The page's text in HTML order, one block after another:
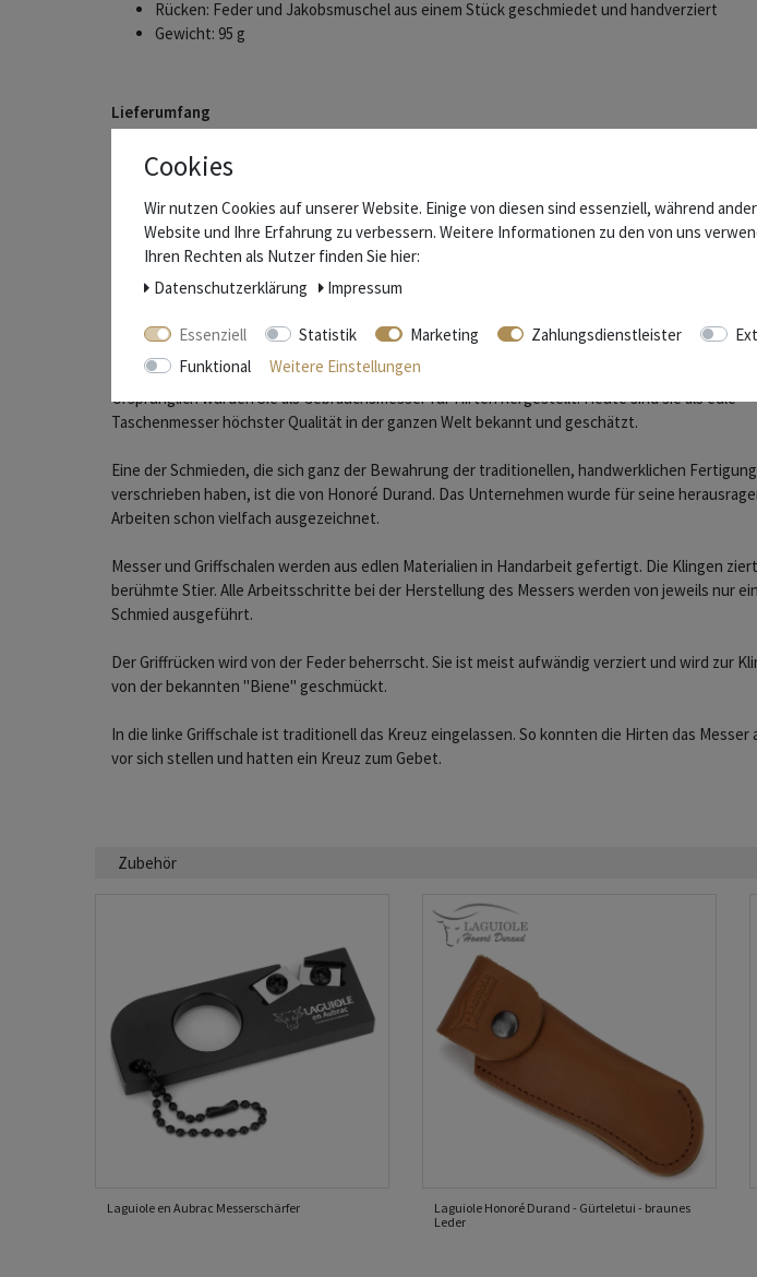
Rücken: Feder und Jakobsmuschel aus einem Stück geschmiedet und handverziert
Gewicht: 95 g
Lieferumfang
Messer
Schachtel
Zertifikat des Hersteller
Die Schmiede "La Coutellerie de Laguiole Honoré Durand"
Im Südwesten Frankreichs, im Département Aveyron, werden seit Mitte des 19. Jahrhunderts
Ursprünglich wurden Sie als Gebrauchsmesser für Hirten hergestellt. Heute sind sie als edle
Taschenmesser höchster Qualität in der ganzen Welt bekannt und geschätzt.
Eine der Schmieden, die sich ganz der Bewahrung der traditionellen, handwerklichen Fertigung
verschrieben haben, ist die von Honoré Durand. Das Unternehmen wurde für seine
Arbeiten schon vielfach ausgezeichnet.
Messer und Griffschalen werden aus edlen Materialien in Handarbeit gefertigt. Die Klingen
berühmte Stier. Alle Arbeitsschritte bei der Herstellung des Messers werden von jeweils nur
Schmied ausgeführt.
Der Griffrücken wird von der Feder beherrscht. Sie ist meist aufwändig verziert und wird zur
von der bekannten "Biene" geschmückt.
In die linke Griffschale ist traditionell das Kreuz eingelassen. So konnten die Hirten das Messer
vor sich stellen und hatten ein Kreuz zum Gebet.
Zubehör
Laguiole en Aubrac Messerschärfer
Laguiole Honoré Durand - Gürteletui - braunes
Leder
Cookies
Wir nutzen Cookies auf unserer Website. Einige von diesen sind essenziell, während
Website und Ihre Erfahrung zu verbessern. Weitere Informationen zu den von uns
Ihren Rechten als Nutzer finden Sie hier:
Daten­schutz­erklärung
Impressum
Essenziell Statistik Marketing Zahlungsdienstleister
Funktional
Weitere Einstellungen